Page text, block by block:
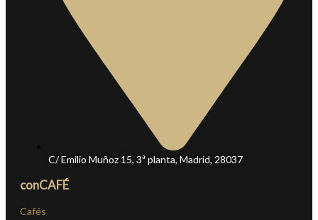
C/ Emilio Muñoz 15, 3ª planta, Madrid, 28037
conCAFÉ
Cafés